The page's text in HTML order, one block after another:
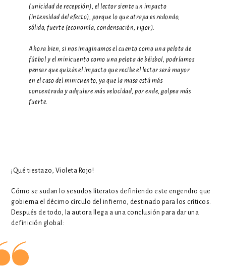
(unicidad de recepción), el lector siente un impacto
(intensidad del efecto), porque lo que atrapa es redondo,
sólido, fuerte (economía, condensación, rigor).
Ahora bien, si nos imaginamos el cuento como una pelota de
fútbol y el minicuento como una pelota de béisbol, podríamos
pensar que quizás el impacto que recibe el lector será mayor
en el caso del minicuento, ya que la masa está más
concentrada y adquiere más velocidad, por ende, golpea más
fuerte.
¡Qué tiestazo, Violeta Rojo!
Cómo se sudan lo sesudos literatos definiendo este engendro que
gobierna el décimo círculo del infierno, destinado para los críticos.
Después de todo, la autora llega a una conclusión para dar una
definición global: